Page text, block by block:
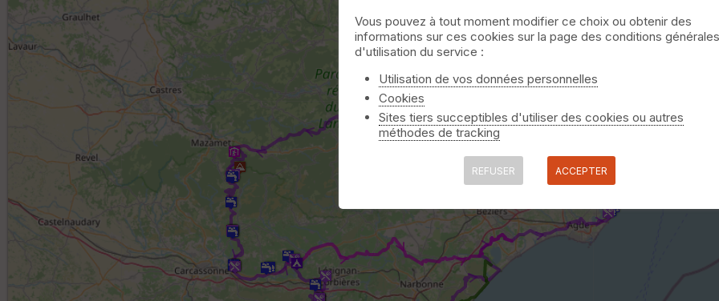
Vous pouvez à tout moment modifier ce choix ou obtenir des
informations sur ces cookies sur la page des conditions générales
d'utilisation du service :
Utilisation de vos données personnelles
Cookies
Sites tiers succeptibles d'utiliser des cookies ou autres
méthodes de tracking
REFUSER ACCEPTER